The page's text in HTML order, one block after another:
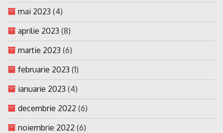
mai 2023 (4)
aprilie 2023 (8)
martie 2023 (6)
februarie 2023 (1)
ianuarie 2023 (4)
decembrie 2022 (6)
noiembrie 2022 (6)